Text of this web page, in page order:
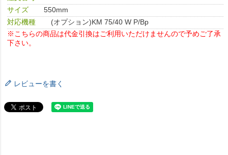
サイズ
550mm
対応機種
(オプション)KM 75/40 W P/Bp
※こちらの商品は代金引換はご利用いただけませんので予めご了承
下さい。
レビューを書く